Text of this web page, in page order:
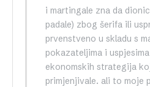
i martingale zna da
padale) zbog šerifa ili
prvenstveno u skladu s
pokazateljima i
ekonomskih strategija
primjenjivale. ali to moje